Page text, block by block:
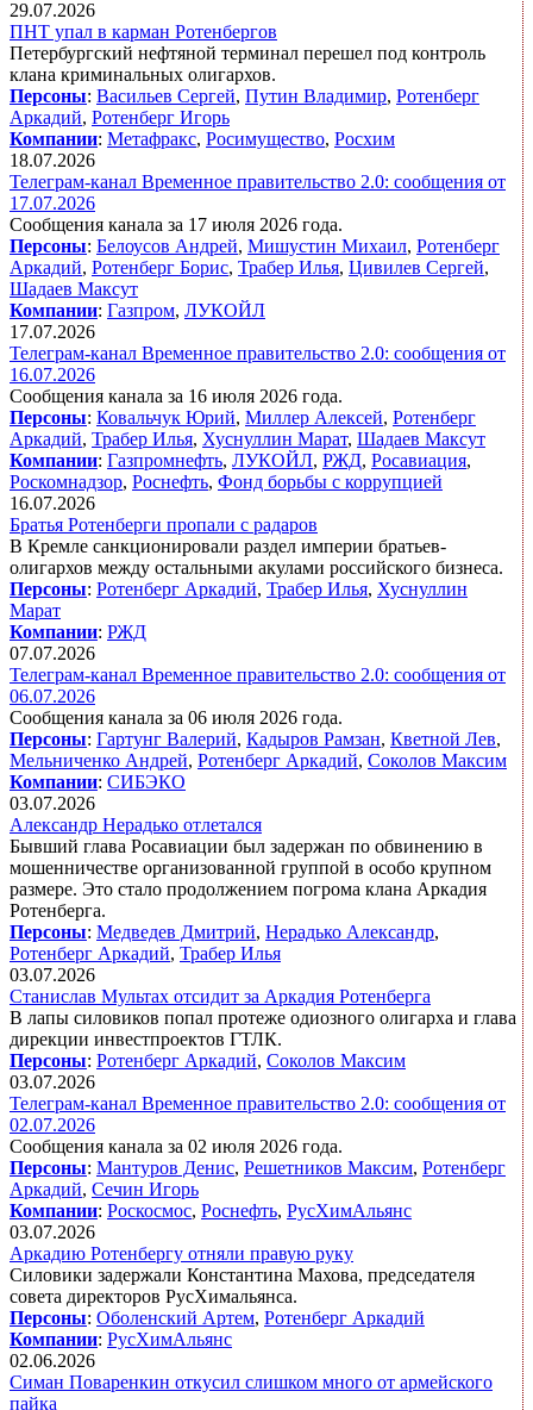
29.07.2026
ПНТ упал в карман Ротенбергов
Петербургский нефтяной терминал перешел под контроль
клана криминальных олигархов.
Персоны: Васильев Сергей, Путин Владимир, Ротенберг
Аркадий, Ротенберг Игорь
Компании: Метафракс, Росимущество, Росхим
18.07.2026
Телеграм-канал Временное правительство 2.0: сообщения от
17.07.2026
Сообщения канала за 17 июля 2026 года.
Персоны: Белоусов Андрей, Мишустин Михаил, Ротенберг
Аркадий, Ротенберг Борис, Трабер Илья, Цивилев Сергей,
Шадаев Максут
Компании: Газпром, ЛУКОЙЛ
17.07.2026
Телеграм-канал Временное правительство 2.0: сообщения от
16.07.2026
Сообщения канала за 16 июля 2026 года.
Персоны: Ковальчук Юрий, Миллер Алексей, Ротенберг
Аркадий, Трабер Илья, Хуснуллин Марат, Шадаев Максут
Компании: Газпромнефть, ЛУКОЙЛ, РЖД, Росавиация,
Роскомнадзор, Роснефть, Фонд борьбы с коррупцией
16.07.2026
Братья Ротенберги пропали с радаров
В Кремле санкционировали раздел империи братьев-
олигархов между остальными акулами российского бизнеса.
Персоны: Ротенберг Аркадий, Трабер Илья, Хуснуллин
Марат
Компании: РЖД
07.07.2026
Телеграм-канал Временное правительство 2.0: сообщения от
06.07.2026
Сообщения канала за 06 июля 2026 года.
Персоны: Гартунг Валерий, Кадыров Рамзан, Кветной Лев,
Мельниченко Андрей, Ротенберг Аркадий, Соколов Максим
Компании: СИБЭКО
03.07.2026
Александр Нерадько отлетался
Бывший глава Росавиации был задержан по обвинению в
мошенничестве организованной группой в особо крупном
размере. Это стало продолжением погрома клана Аркадия
Ротенберга.
Персоны: Медведев Дмитрий, Нерадько Александр,
Ротенберг Аркадий, Трабер Илья
03.07.2026
Станислав Мультах отсидит за Аркадия Ротенберга
В лапы силовиков попал протеже одиозного олигарха и глава
дирекции инвестпроектов ГТЛК.
Персоны: Ротенберг Аркадий, Соколов Максим
03.07.2026
Телеграм-канал Временное правительство 2.0: сообщения от
02.07.2026
Сообщения канала за 02 июля 2026 года.
Персоны: Мантуров Денис, Решетников Максим, Ротенберг
Аркадий, Сечин Игорь
Компании: Роскосмос, Роснефть, РусХимАльянс
03.07.2026
Аркадию Ротенбергу отняли правую руку
Силовики задержали Константина Махова, председателя
совета директоров РусХимальянса.
Персоны: Оболенский Артем, Ротенберг Аркадий
Компании: РусХимАльянс
02.06.2026
Симан Поваренкин откусил слишком много от армейского
пайка